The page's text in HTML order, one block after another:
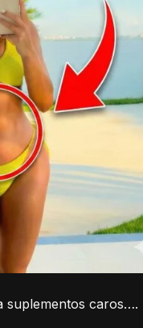
suplementos caros….